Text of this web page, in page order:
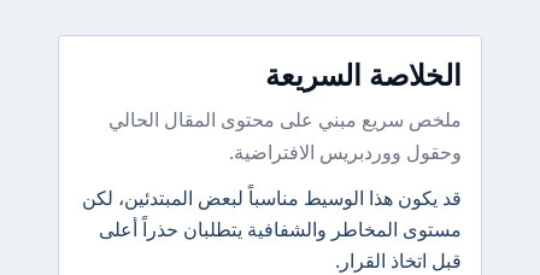
الخلاصة السريعة
ملخص سريع مبني على محتوى المقال الحالي
وحقول ووردبريس الافتراضية.
قد يكون هذا الوسيط مناسباً لبعض المبتدئين، لكن
مستوى المخاطر والشفافية يتطلبان حذراً أعلى
قبل اتخاذ القرار.